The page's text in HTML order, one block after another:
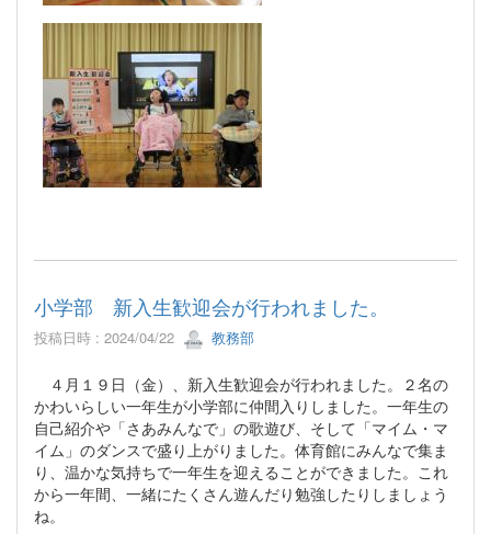
小学部 新入生歓迎会が行われました。
投稿日時 : 2024/04/22 教務部
４月１９日（金）、新入生歓迎会が行われました。２名の
かわいらしい一年生が小学部に仲間入りしました。一年生の
自己紹介や「さあみんなで」の歌遊び、そして「マイム・マ
イム」のダンスで盛り上がりました。体育館にみんなで集ま
り、温かな気持ちで一年生を迎えることができました。これ
から一年間、一緒にたくさん遊んだり勉強したりしましょう
ね。